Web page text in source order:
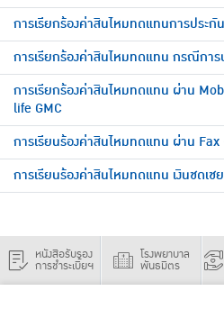
การเรียกร้องค่าสินไหมทดแทนการประ
การเรียกร้องค่าสินไหมทดแทน กรณีการ
การเรียกร้องค่าสินไหมทดแทน ผ่าน
life GMC
การเรียนร้องค่าสินไหมทดแทน ผ่าน
การเรียนร้องค่าสินไหมทดแทน เงินชดเช
หนังสือรับรอง
การชำระเบี้ยฯ
โรงพยาบาล
พันธมิตร